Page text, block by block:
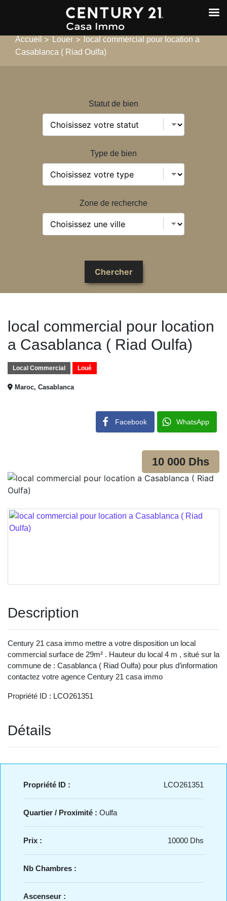
Accueil > Louer >
local commercial pour location a
Casablanca ( Riad Oulfa)
Statut de bien
Type de bien
Zone de recherche
local commercial pour location
a Casablanca ( Riad Oulfa)
Local Commercial Loué
Maroc, Casablanca
Facebook WhatsApp
10 000 Dhs
Description
Century 21 casa immo mettre a votre disposition un local
commercial surface de 29m² . Hauteur du local 4 m , situé sur la
commune de : Casablanca ( Riad Oulfa) pour plus d’information
contactez votre agence Century 21 casa immo
Propriété ID : LCO261351
Détails
Propriété ID : LCO261351
Quartier / Proximité : Oulfa
Prix : 10000 Dhs
Nb Chambres :
Ascenseur :